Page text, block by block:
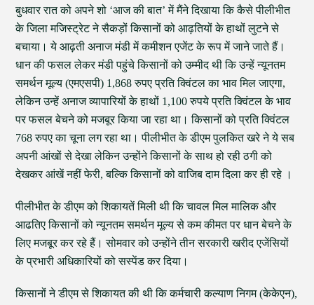
बुधवार रात को अपने शो ‘आज की बात’ में मैंने दिखाया कि कैसे पीलीभीत
के जिला मजिस्ट्रेट ने सैकड़ों किसानों को आढ़तियों के हाथों लुटने से
बचाया। ये आढ़ती अनाज मंडी में कमीशन एजेंट के रूप में जाने जाते हैं।
धान की फसल लेकर मंडी पहुंचे किसानों को उम्मीद थी कि उन्हें न्यूनतम
समर्थन मूल्य (एमएसपी) 1,868 रुपए प्रति क्विंटल का भाव मिल जाएगा,
लेकिन उन्हें अनाज व्यापारियों के हाथों 1,100 रुपये प्रति क्विंटल के भाव
पर फसल बेचने को मजबूर किया जा रहा था। किसानों को प्रति क्विंटल
768 रुपए का चूना लग रहा था। पीलीभीत के डीएम पुलकित खरे ने ये सब
अपनी आंखों से देखा लेकिन उन्होंने किसानों के साथ हो रही ठगी को
देखकर आंखें नहीं फेरी, बल्कि किसानों को वाजिब दाम दिला कर ही रहे ।
पीलीभीत के डीएम को शिकायतें मिली थी कि चावल मिल मालिक और
आढतिए किसानों को न्यूनतम समर्थन मूल्य से कम कीमत पर धान बेचने के
लिए मजबूर कर रहे हैं। सोमवार को उन्होंने तीन सरकारी खरीद एजेंसियों
के प्रभारी अधिकारियों को सस्पेंड कर दिया।
किसानों ने डीएम से शिकायत की थी कि कर्मचारी कल्याण निगम (केकेएन),